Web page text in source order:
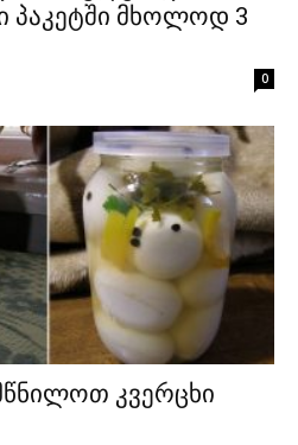
პაკეტში მხოლოდ 3
0
კვერცხი